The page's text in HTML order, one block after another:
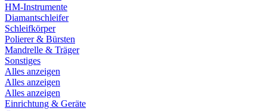
HM-Instrumente
Diamantschleifer
Schleifkörper
Polierer & Bürsten
Mandrelle & Träger
Sonstiges
Alles anzeigen
Alles anzeigen
Alles anzeigen
Einrichtung & Geräte